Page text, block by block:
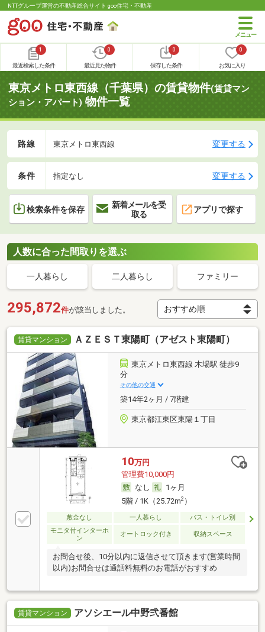
NTTグループ運営の不動産総合サイト goo住宅・不動産
1
最近検索した条件
0
最近見た物件
0
保存した条件
0
お気に入り
東京メトロ東西線（千葉県）の賃貸物件(賃貸マン
ション・アパート) 物件一覧
路線 東京メトロ東西線 変更する
条件 指定なし 変更する
検索条件を保存
新着メールを受
取る
アプリで探す
人数に合った間取りを選ぶ
一人暮らし 二人暮らし ファミリー
295,872件が該当しました。
賃貸マンション ＡＺＥＳＴ東陽町（アゼスト東陽町）
東京メトロ東西線 木場駅 徒歩9
分
その他の交通
築14年2ヶ月 / 7階建
東京都江東区東陽１丁目
10万円
管理費10,000円
なし
1ヶ月
5階 / 1K（25.72m2）
敷金なし 一人暮らし
バス・トイレ別
モニタ付インターホ
ン
オートロック付き 収納スペース
お問合せ後、10分以内に返信させて頂きます(営業時間
以内)お問合せは通話料無料のお電話がおすすめ
賃貸マンション アソシエール中野弐番館